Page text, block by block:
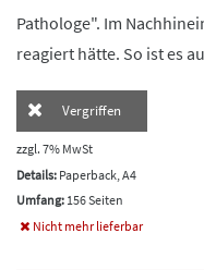
Pathologe". Im
reagiert hätte. So ist es
Vergriffen
zzgl. 7% MwSt
Details: Paperback, A4
Umfang: 156 Seiten
Nicht mehr lieferbar